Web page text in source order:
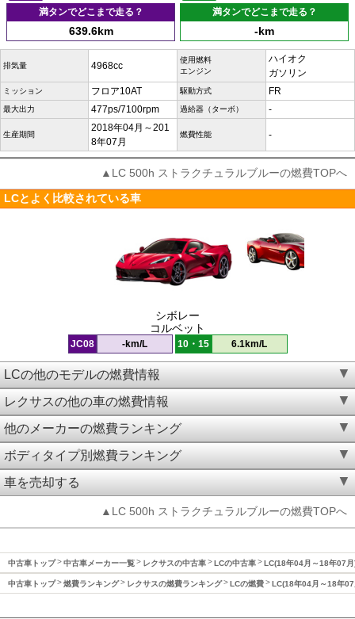
満タンでどこまで走る？
639.6km
満タンでどこまで走る？
-km
排気量 4968cc
使用燃料
エンジン
ハイオク
ガソリン
ミッション フロア10AT 駆動方式 FR
最大出力 477ps/7100rpm 過給器（ターボ） -
生産期間
2018年04月～201
8年07月
燃費性能 -
▲LC 500h ストラクチュラルブルーの燃費TOPへ
LCとよく比較されている車
シボレー
コルベット
JC08 -km/L 10・15 6.1km/L
LCの他のモデルの燃費情報
レクサスの他の車の燃費情報
他のメーカーの燃費ランキング
ボディタイプ別燃費ランキング
車を売却する
▲LC 500h ストラクチュラルブルーの燃費TOPへ
中古車トップ 中古車メーカー一覧 レクサスの中古車 LCの中古車 LC(18年04月～18年07
中古車トップ 燃費ランキング レクサスの燃費ランキング LCの燃費 LC(18年04月～18年